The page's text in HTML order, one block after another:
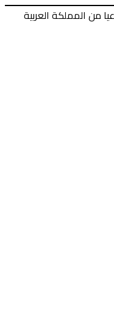
من المملكة العربية